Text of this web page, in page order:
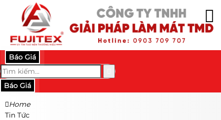
Báo Giá
Báo Giá
Home
Tin Tức